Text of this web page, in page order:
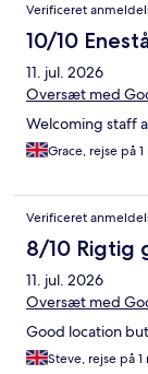
Verificeret
10/10
11. jul. 2026
Oversæt med
Welcoming staff
Grace, rejse på 1
Verificeret
8/10 Rigtig
11. jul. 2026
Oversæt med
Good location
Steve, rejse på 1